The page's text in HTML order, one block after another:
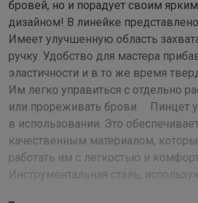
бровей, но и порадует своим
дизайном! В линейке
Имеет улучшенную область
ручку. Удобство для мастера
эластичности и в то же время
Им легко управиться с отдельно
или прореживать брови. Пинцет
в использовании. Это
качественным материалом,
работать им с легкостью и
Инструментальная сталь,